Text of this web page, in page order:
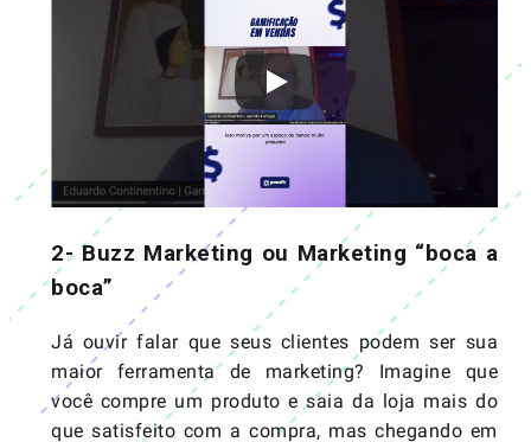
2- Buzz Marketing ou Marketing “boca a
boca”
Já ouvir falar que seus clientes podem ser sua
maior ferramenta de marketing? Imagine que
você compre um produto e saia da loja mais do
que satisfeito com a compra, mas chegando em